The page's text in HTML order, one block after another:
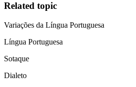
Related topic
Variações da Língua Portuguesa
Língua Portuguesa
Sotaque
Dialeto